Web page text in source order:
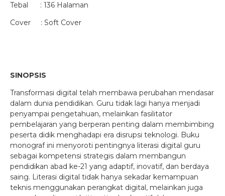
Tebal : 136 Halaman
Cover : Soft Cover
SINOPSIS
Transformasi digital telah membawa perubahan mendasar
dalam dunia pendidikan. Guru tidak lagi hanya menjadi
penyampai pengetahuan, melainkan fasilitator
pembelajaran yang berperan penting dalam membimbing
peserta didik menghadapi era disrupsi teknologi. Buku
monograf ini menyoroti pentingnya literasi digital guru
sebagai kompetensi strategis dalam membangun
pendidikan abad ke-21 yang adaptif, inovatif, dan berdaya
saing. Literasi digital tidak hanya sekadar kemampuan
teknis menggunakan perangkat digital, melainkan juga